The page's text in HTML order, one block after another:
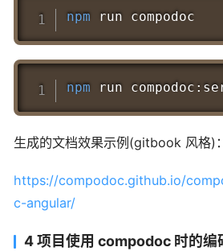
npm
npm
生成的文档效果示例(gitbook 风格)：
https://compodoc.github.io/
c-angular/
4 项目使用 compodoc 时的编